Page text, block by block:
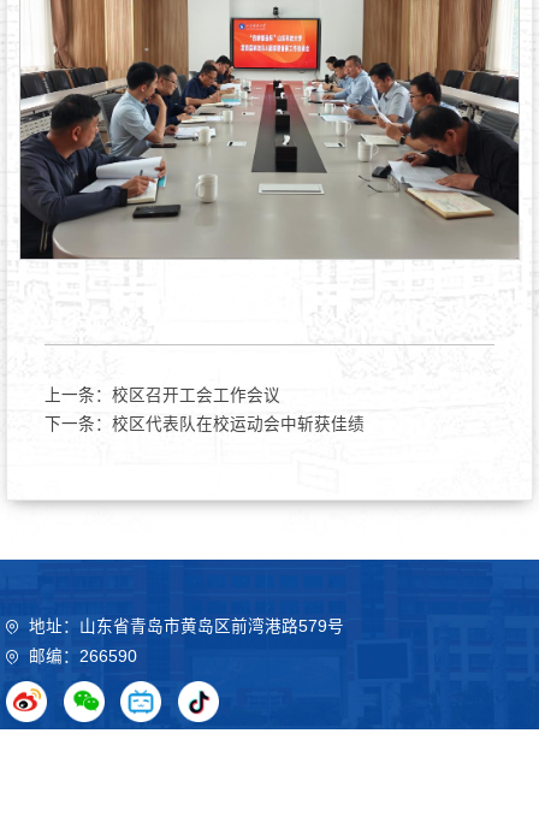
上一条： 校区召开工会工作会议
下一条： 校区代表队在校运动会中斩获佳绩
地址：山东省青岛市黄岛区前湾港路579号
邮编：266590